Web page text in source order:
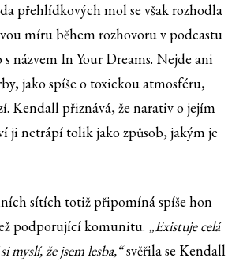
přehlídkových mol se však rozhodla
míru během rozhovoru v podcastu
názvem In Your Dreams. Nejde ani
jako spíše o toxickou atmosféru,
Kendall přiznává, že narativ o jejím
ji netrápí tolik jako způsob, jakým je
sítích totiž připomíná spíše hon
podporující komunitu. „Existuje celá
myslí, že jsem lesba,“svěřila se Kendall